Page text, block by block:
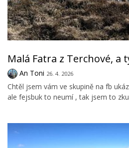
Malá Fatra z Terchové, a
An Toni 26. 4. 2026
Chtěl jsem vám ve skupině na fb
ale fejsbuk to neumí , tak jsem to